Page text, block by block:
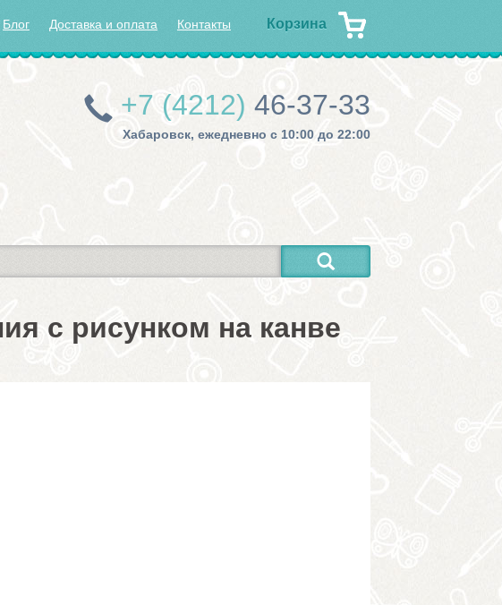
Корзина
Блог Доставка и оплата Контакты
+7 (4212) 46-37-33
Хабаровск, ежедневно с 10:00 до 22:00
с рисунком на канве